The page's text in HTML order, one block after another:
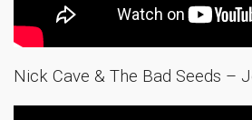
Nick Cave & The Bad Seeds –